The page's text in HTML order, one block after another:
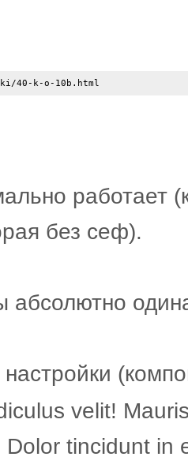
40-k-o-10b.html
работает
без сеф).
абсолютно
velit!
tincidunt in